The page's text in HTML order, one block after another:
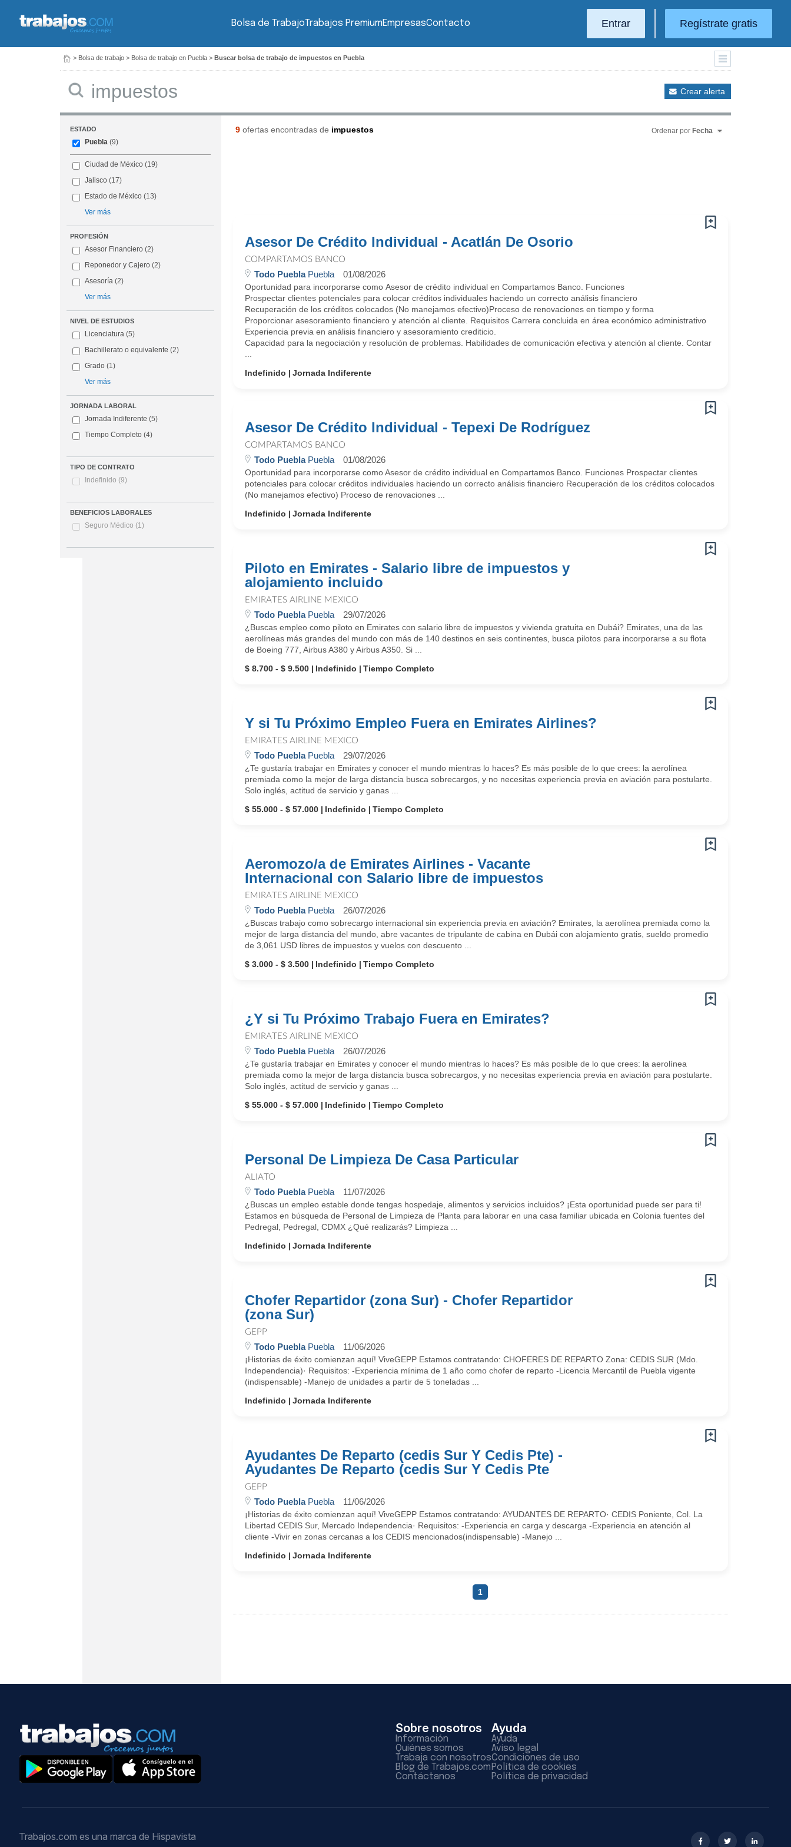
Bolsa de TrabajoTrabajos PremiumEmpresasContacto Entrar Regístrate gratis
> Bolsa de trabajo > Bolsa de trabajo en Puebla > Buscar bolsa de trabajo de impuestos en Puebla
Crear alerta
ESTADO
Puebla (9)
Ciudad de México (19)
Jalisco (17)
Estado de México (13)
Ver más
PROFESIÓN
Asesor Financiero (2)
Reponedor y Cajero (2)
Asesoría (2)
Ver más
NIVEL DE ESTUDIOS
Licenciatura (5)
Bachillerato o equivalente (2)
Grado (1)
Ver más
JORNADA LABORAL
Jornada Indiferente (5)
Tiempo Completo (4)
TIPO DE CONTRATO
Indefinido (9)
BENEFICIOS LABORALES
Seguro Médico (1)
9ofertas encontradas de impuestos Ordenar por Fecha
Asesor De Crédito Individual - Acatlán De Osorio
COMPARTAMOS BANCO
Todo PueblaPuebla 01/08/2026
Oportunidad para incorporarse como Asesor de crédito individual en Compartamos Banco. Funciones
Prospectar clientes potenciales para colocar créditos individuales haciendo un correcto análisis financiero
Recuperación de los créditos colocados (No manejamos efectivo)Proceso de renovaciones en tiempo y forma
Proporcionar asesoramiento financiero y atención al cliente. Requisitos Carrera concluida en área económico administrativo
Experiencia previa en análisis financiero y asesoramiento crediticio.
Capacidad para la negociación y resolución de problemas. Habilidades de comunicación efectiva y atención al cliente. Contar
Indefinido
Jornada Indiferente
Asesor De Crédito Individual - Tepexi De Rodríguez
COMPARTAMOS BANCO
Todo PueblaPuebla 01/08/2026
Oportunidad para incorporarse como Asesor de crédito individual en Compartamos Banco. Funciones Prospectar clientes
potenciales para colocar créditos individuales haciendo un correcto análisis financiero Recuperación de los créditos colocados
(No manejamos efectivo) Proceso de renovaciones ...
Indefinido
Jornada Indiferente
Piloto en Emirates - Salario libre de impuestos y
alojamiento incluido
EMIRATES AIRLINE MEXICO
Todo PueblaPuebla 29/07/2026
¿Buscas empleo como piloto en Emirates con salario libre de impuestos y vivienda gratuita en Dubái? Emirates, una de las
aerolíneas más grandes del mundo con más de 140 destinos en seis continentes, busca pilotos para incorporarse a su flota
de Boeing 777, Airbus A380 y Airbus A350. Si ...
$ 8.700 - $ 9.500
Indefinido Tiempo Completo
Y si Tu Próximo Empleo Fuera en Emirates Airlines?
EMIRATES AIRLINE MEXICO
Todo PueblaPuebla 29/07/2026
¿Te gustaría trabajar en Emirates y conocer el mundo mientras lo haces? Es más posible de lo que crees: la aerolínea
premiada como la mejor de larga distancia busca sobrecargos, y no necesitas experiencia previa en aviación para postularte.
Solo inglés, actitud de servicio y ganas ...
$ 55.000 - $ 57.000
Indefinido Tiempo Completo
Aeromozo/a de Emirates Airlines - Vacante
Internacional con Salario libre de impuestos
EMIRATES AIRLINE MEXICO
Todo PueblaPuebla 26/07/2026
¿Buscas trabajo como sobrecargo internacional sin experiencia previa en aviación? Emirates, la aerolínea premiada como la
mejor de larga distancia del mundo, abre vacantes de tripulante de cabina en Dubái con alojamiento gratis, sueldo promedio
de 3,061 USD libres de impuestos y vuelos con descuento ...
$ 3.000 - $ 3.500
Indefinido Tiempo Completo
¿Y si Tu Próximo Trabajo Fuera en Emirates?
EMIRATES AIRLINE MEXICO
Todo PueblaPuebla 26/07/2026
¿Te gustaría trabajar en Emirates y conocer el mundo mientras lo haces? Es más posible de lo que crees: la aerolínea
premiada como la mejor de larga distancia busca sobrecargos, y no necesitas experiencia previa en aviación para postularte.
Solo inglés, actitud de servicio y ganas ...
$ 55.000 - $ 57.000
Indefinido Tiempo Completo
Personal De Limpieza De Casa Particular
ALIATO
Todo PueblaPuebla 11/07/2026
¿Buscas un empleo estable donde tengas hospedaje, alimentos y servicios incluidos? ¡Esta oportunidad puede ser para ti!
Estamos en búsqueda de Personal de Limpieza de Planta para laborar en una casa familiar ubicada en Colonia fuentes del
Pedregal, Pedregal, CDMX ¿Qué realizarás? Limpieza ...
Indefinido
Jornada Indiferente
Chofer Repartidor (zona Sur) - Chofer Repartidor
(zona Sur)
GEPP
Todo PueblaPuebla 11/06/2026
¡Historias de éxito comienzan aquí! ViveGEPP Estamos contratando: CHOFERES DE REPARTO Zona: CEDIS SUR (Mdo.
Independencia)· Requisitos: -Experiencia mínima de 1 año como chofer de reparto -Licencia Mercantil de Puebla vigente
(indispensable) -Manejo de unidades a partir de 5 toneladas ...
Indefinido
Jornada Indiferente
Ayudantes De Reparto (cedis Sur Y Cedis Pte) -
Ayudantes De Reparto (cedis Sur Y Cedis Pte
GEPP
Todo PueblaPuebla 11/06/2026
¡Historias de éxito comienzan aquí! ViveGEPP Estamos contratando: AYUDANTES DE REPARTO· CEDIS Poniente, Col. La
Libertad CEDIS Sur, Mercado Independencia· Requisitos: -Experiencia en carga y descarga -Experiencia en atención al
cliente -Vivir en zonas cercanas a los CEDIS mencionados(indispensable) -Manejo ...
Indefinido
Jornada Indiferente
1
Sobre nosotros
Información
Quiénes somos
Trabaja con nosotros
Blog de Trabajos.com
Contáctanos
Ayuda
Ayuda
Aviso legal
Condiciones de uso
Política de cookies
Política de privacidad
Trabajos.com es una marca de Hispavista